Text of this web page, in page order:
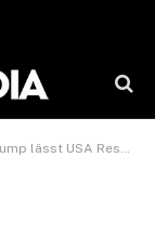
USA Reserve an wichtigen Mineralien anlegen